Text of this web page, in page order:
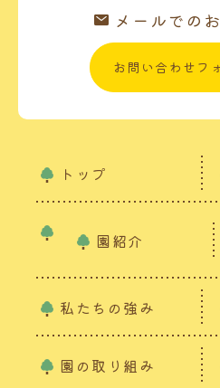
メールでの
お問い合わせフ
トップ
園紹介
私たちの強み
園の取り組み